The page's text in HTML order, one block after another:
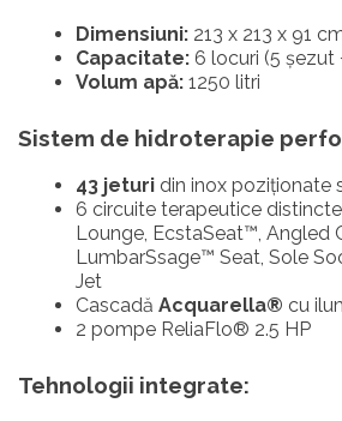
Dimensiuni: 213 x 213 x 91
Capacitate: 6 locuri (5 șezut
Volum apă: 1250 litri
Sistem de hidroterapie
43 jeturi din inox poziționate
6 circuite terapeutice
Lounge, EcstaSeat™, Angled
LumbarSsage™ Seat, Sole
Jet
Cascadă Acquarella® cu
2 pompe ReliaFlo® 2.5 HP
Tehnologii integrate: